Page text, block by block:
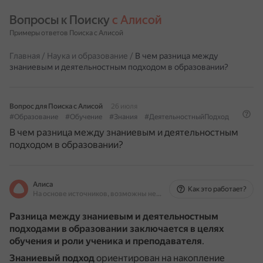
Вопросы к Поиску с Алисой
Примеры ответов Поиска с Алисой
Главная / Наука и образование / В чем разница между
знаниевым и деятельностным подходом в образовании?
Вопрос для Поиска с Алисой
26 июля
#Образование
#Обучение #Знания #ДеятельностныйПодход
В чем разница между знаниевым и деятельностным
подходом в образовании?
Алиса
На основе источников, возможны неточности
Как это работает?
Разница между знаниевым и деятельностным
подходами в образовании заключается в целях
обучения и роли ученика и преподавателя.
Знаниевый подходориентирован на накопление